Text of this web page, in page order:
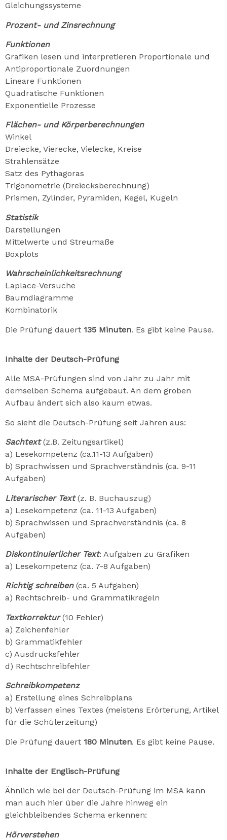
Gleichungssysteme
Prozent- und Zinsrechnung
Funktionen
Grafiken lesen und interpretieren Proportionale und
Antiproportionale Zuordnungen
Lineare Funktionen
Quadratische Funktionen
Exponentielle Prozesse
Flächen- und Körperberechnungen
Winkel
Dreiecke, Vierecke, Vielecke, Kreise
Strahlensätze
Satz des Pythagoras
Trigonometrie (Dreiecksberechnung)
Prismen, Zylinder, Pyramiden, Kegel, Kugeln
Statistik
Darstellungen
Mittelwerte und Streumaße
Boxplots
Wahrscheinlichkeitsrechnung
Laplace-Versuche
Baumdiagramme
Kombinatorik
Die Prüfung dauert 135 Minuten. Es gibt keine Pause.
Inhalte der Deutsch-Prüfung
Alle MSA-Prüfungen sind von Jahr zu Jahr mit
demselben Schema aufgebaut. An dem groben
Aufbau ändert sich also kaum etwas.
So sieht die Deutsch-Prüfung seit Jahren aus:
Sachtext(z.B. Zeitungsartikel)
a) Lesekompetenz (ca.11-13 Aufgaben)
b) Sprachwissen und Sprachverständnis (ca. 9-11
Aufgaben)
Literarischer Text(z. B. Buchauszug)
a) Lesekompetenz (ca. 11-13 Aufgaben)
b) Sprachwissen und Sprachverständnis (ca. 8
Aufgaben)
Diskontinuierlicher Text: Aufgaben zu Grafiken
a) Lesekompetenz (ca. 7-8 Aufgaben)
Richtig schreiben (ca. 5 Aufgaben)
a) Rechtschreib- und Grammatikregeln
Textkorrektur(10 Fehler)
a) Zeichenfehler
b) Grammatikfehler
c) Ausdrucksfehler
d) Rechtschreibfehler
Schreibkompetenz
a) Erstellung eines Schreibplans
b) Verfassen eines Textes (meistens Erörterung, Artikel
für die Schülerzeitung)
Die Prüfung dauert 180 Minuten. Es gibt keine Pause.
Inhalte der Englisch-Prüfung
Ähnlich wie bei der Deutsch-Prüfung im MSA kann
man auch hier über die Jahre hinweg ein
gleichbleibendes Schema erkennen:
Hörverstehen